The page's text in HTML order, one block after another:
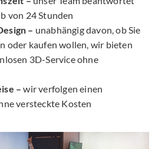
von 24 Stunden
– unabhängig davon, ob Sie
oder kaufen wollen, wir bieten
3D-Service ohne
– wir verfolgen einen
versteckte Kosten